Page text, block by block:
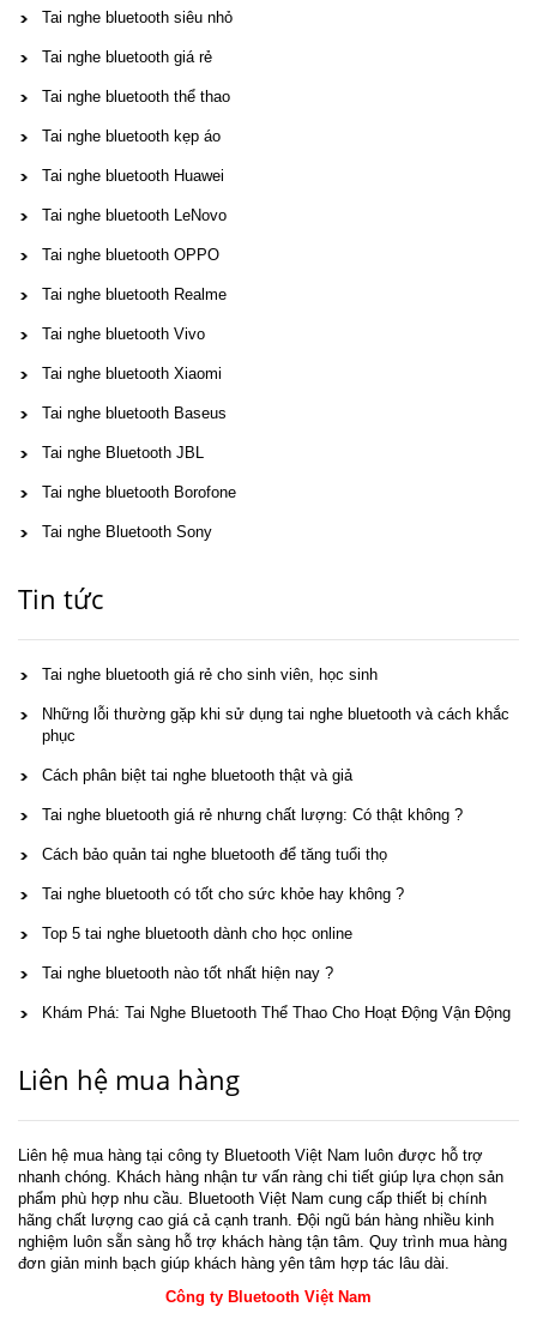
Tai nghe bluetooth siêu nhỏ
Tai nghe bluetooth giá rẻ
Tai nghe bluetooth thể thao
Tai nghe bluetooth kẹp áo
Tai nghe bluetooth Huawei
Tai nghe bluetooth LeNovo
Tai nghe bluetooth OPPO
Tai nghe bluetooth Realme
Tai nghe bluetooth Vivo
Tai nghe bluetooth Xiaomi
Tai nghe bluetooth Baseus
Tai nghe Bluetooth JBL
Tai nghe bluetooth Borofone
Tai nghe Bluetooth Sony
Tin tức
Tai nghe bluetooth giá rẻ cho sinh viên, học sinh
Những lỗi thường gặp khi sử dụng tai nghe bluetooth và cách khắc
phục
Cách phân biệt tai nghe bluetooth thật và giả
Tai nghe bluetooth giá rẻ nhưng chất lượng: Có thật không ?
Cách bảo quản tai nghe bluetooth để tăng tuổi thọ
Tai nghe bluetooth có tốt cho sức khỏe hay không ?
Top 5 tai nghe bluetooth dành cho học online
Tai nghe bluetooth nào tốt nhất hiện nay ?
Khám Phá: Tai Nghe Bluetooth Thể Thao Cho Hoạt Động Vận Động
Liên hệ mua hàng
Liên hệ mua hàng tại công ty Bluetooth Việt Nam luôn được hỗ trợ
nhanh chóng. Khách hàng nhận tư vấn ràng chi tiết giúp lựa chọn sản
phẩm phù hợp nhu cầu. Bluetooth Việt Nam cung cấp thiết bị chính
hãng chất lượng cao giá cả cạnh tranh. Đội ngũ bán hàng nhiều kinh
nghiệm luôn sẵn sàng hỗ trợ khách hàng tận tâm. Quy trình mua hàng
đơn giản minh bạch giúp khách hàng yên tâm hợp tác lâu dài.
Công ty Bluetooth Việt Nam